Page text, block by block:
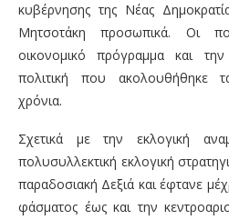
κυβέρνησης της Νέας
Μητσοτάκη προσωπικά. Οι
οικονομικό πρόγραμμα και την
πολιτική που ακολουθήθηκε
χρόνια.
Σχετικά με την εκλογική
πολυσυλλεκτική εκλογική
παραδοσιακή Δεξιά και έφτανε
φάσματος έως και την